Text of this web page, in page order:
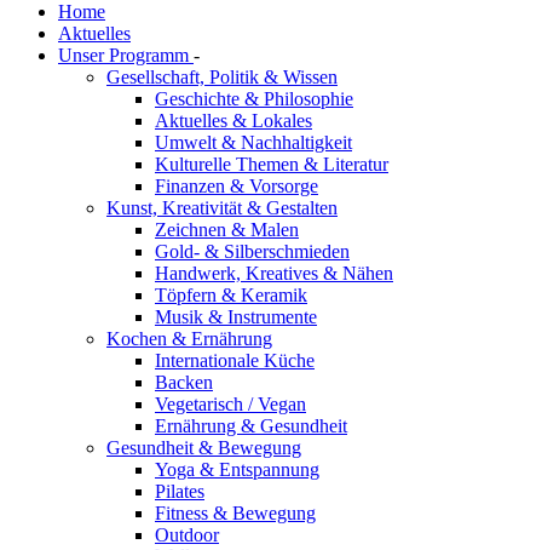
Home
Aktuelles
Unser Programm -
Gesellschaft, Politik & Wissen
Geschichte & Philosophie
Aktuelles & Lokales
Umwelt & Nachhaltigkeit
Kulturelle Themen & Literatur
Finanzen & Vorsorge
Kunst, Kreativität & Gestalten
Zeichnen & Malen
Gold- & Silberschmieden
Handwerk, Kreatives & Nähen
Töpfern & Keramik
Musik & Instrumente
Kochen & Ernährung
Internationale Küche
Backen
Vegetarisch / Vegan
Ernährung & Gesundheit
Gesundheit & Bewegung
Yoga & Entspannung
Pilates
Fitness & Bewegung
Outdoor